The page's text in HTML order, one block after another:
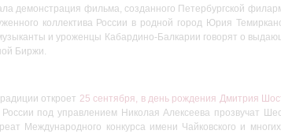
демонстрация фильма, созданного Петербургской
коллектива России в родной город Юрия
и уроженцы Кабардино-Балкарии говорят о
Биржи.
откроет 25 сентября, в день рождения Дмитрия
России под управлением Николая Алексеева прозвучат
Международного конкурса имени Чайковского и